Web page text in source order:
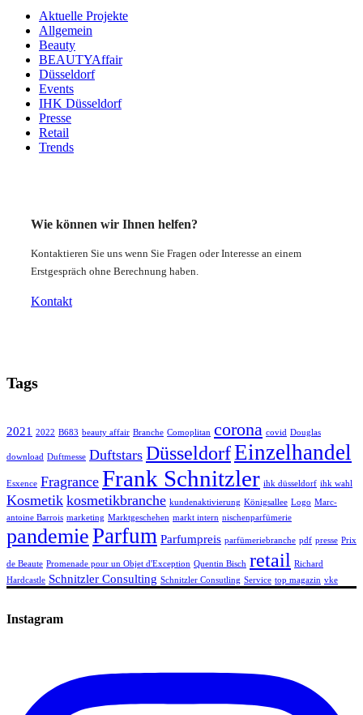
Aktuelle Projekte
Allgemein
Beauty
BEAUTYAffair
Düsseldorf
Events
IHK Düsseldorf
Presse
Retail
Trends
Wie können wir Ihnen helfen?
Kontaktieren Sie uns wenn Sie Fragen oder Interesse an einem
Erstgespräch ohne Berechnung haben.
Kontakt
Tags
2021 2022 B683 beauty affair Branche Comoplitan corona covid Douglas
download Duftmesse Duftstars DüsseldorfEinzelhandel
Esxence Fragrance Frank Schnitzler ihk düsseldorf ihk wahl
Kosmetik kosmetikbranche kundenaktivierung Königsallee Logo Marc-
antoine Barrois marketing Marktgeschehen markt intern nischenparfümerie
pandemieParfum Parfumpreis parfümeriebranche pdf presse Prix
de Beaute Promenade pour un Objet d'Exception Quentin Bisch retail Richard
Hardcastle Schnitzler Consulting Schnitzler Consutling Service top magazin vke
Instagram